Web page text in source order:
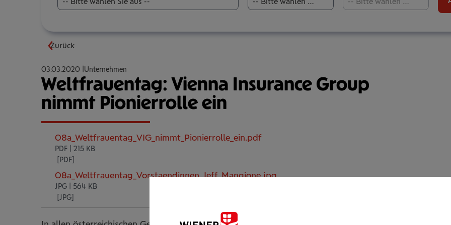
Zurück
03.03.2020 Unternehmen
Weltfrauentag: Vienna Insurance Group
nimmt Pionierrolle ein
08a_Weltfrauentag_VIG_nimmt_Pionierrolle_ein.pdf
PDF | 215 KB
08a_Weltfrauentag_Vorstaendinnen_Jeff_Mangione.jpg
JPG | 564 KB